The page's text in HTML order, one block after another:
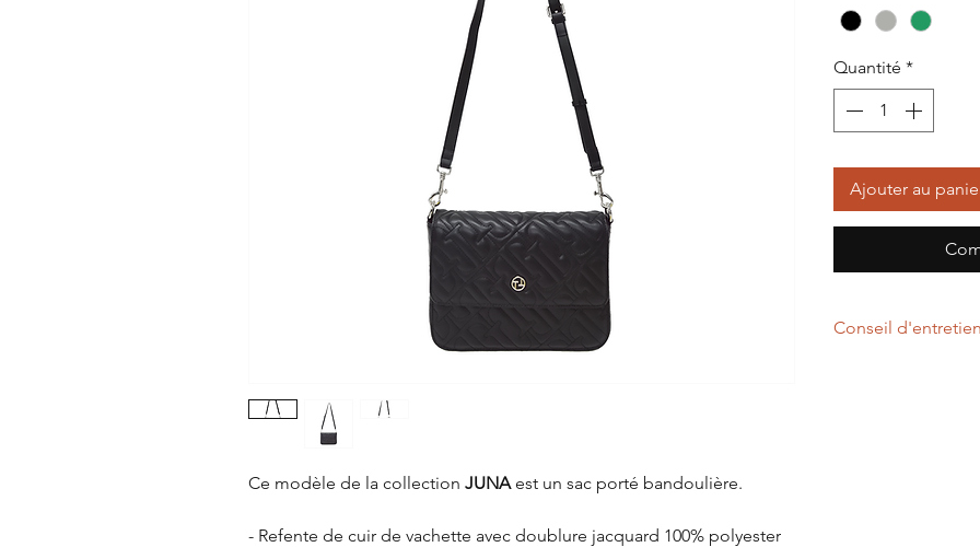
Ce modèle de la collection JUNAest un sac porté bandoulière.
- Refente de cuir de vachette avec doublure jacquard 100% polyester
Quantité *
Ajouter au
Conseil d'entretien